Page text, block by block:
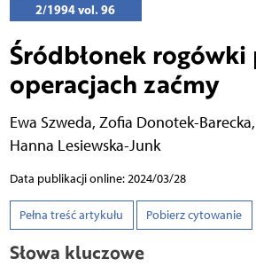
2/1994 vol. 96
Śródbłonek rogówki
operacjach zaćmy
Ewa Szweda, Zofia Donotek-Barecka,
Hanna Lesiewska-Junk
Data publikacji online: 2024/03/28
Pełna treść artykułu Pobierz cytowanie
Słowa kluczowe